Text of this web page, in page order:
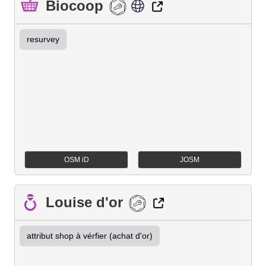
Biocoop
resurvey
OSM iD JOSM
Louise d'or
attribut shop à vérfier (achat d'or)